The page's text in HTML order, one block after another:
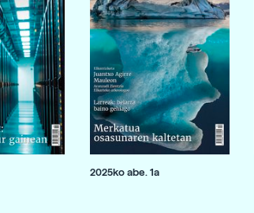
2025ko abe. 1a